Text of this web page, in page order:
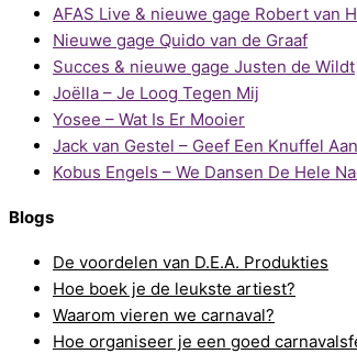
AFAS Live & nieuwe gage Robert van
Nieuwe gage Quido van de Graaf
Succes & nieuwe gage Justen de Wildt
Joëlla – Je Loog Tegen Mij
Yosee – Wat Is Er Mooier
Jack van Gestel – Geef Een Knuffel
Kobus Engels – We Dansen De Hele
Blogs
De voordelen van D.E.A. Produkties
Hoe boek je de leukste artiest?
Waarom vieren we carnaval?
Hoe organiseer je een goed